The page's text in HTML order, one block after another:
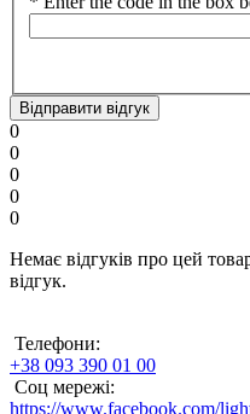
Відправити відгук
0
0
0
0
0
Немає відгуків про цей
відгук.
Телефони:
+38 093 390 01 00
Соц мережі:
https://www.facebook.com/